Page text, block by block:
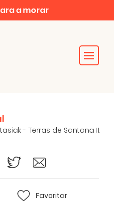
a morar
- Terras de Santana II.
Favoritar